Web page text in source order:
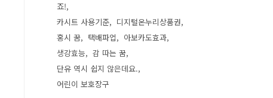
죠!
카시트 사용기준
디지털온누리상품권
홍시 꿈
택배파업
아보카도효과
생강효능
감 따는 꿈
단유 역시 쉽지 않은데요.
어린이 보호장구